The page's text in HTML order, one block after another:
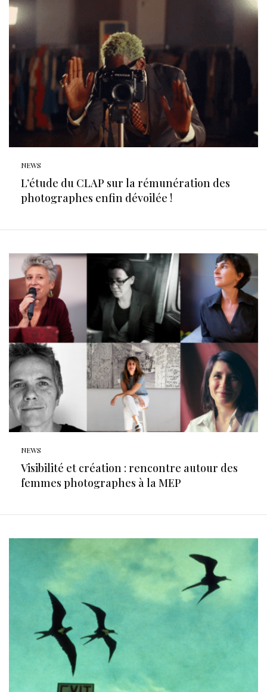
NEWS
L’étude du CLAP sur la rémunération des
photographes enfin dévoilée !
NEWS
Visibilité et création : rencontre autour des
femmes photographes à la MEP